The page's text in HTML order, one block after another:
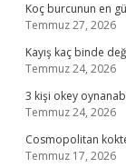
Koç burcunun en
Temmuz 27, 2026
Kayış kaç binde
Temmuz 24, 2026
3 kişi okey
Temmuz 24, 2026
Cosmopolitan
Temmuz 17, 2026